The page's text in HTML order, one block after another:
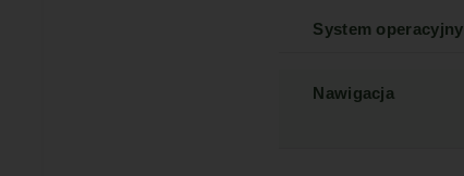
System operacyjny
Nawigacja